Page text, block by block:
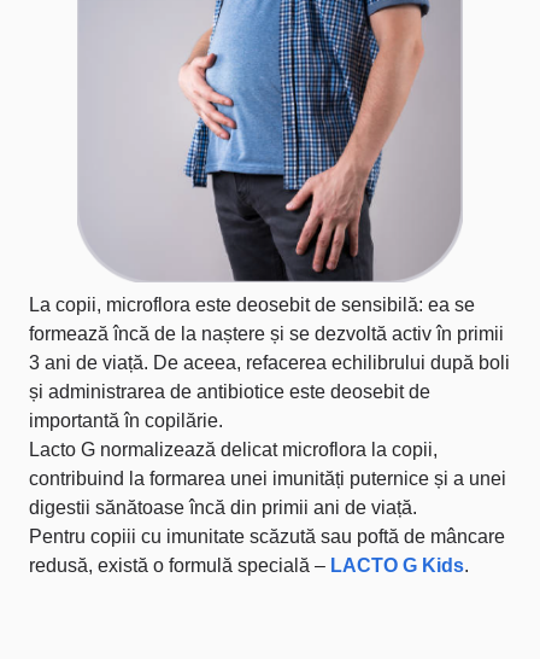
La copii, microflora este deosebit de sensibilă: ea se
formează încă de la naștere și se dezvoltă activ în primii
3 ani de viață. De aceea, refacerea echilibrului după boli
și administrarea de antibiotice este deosebit de
importantă în copilărie.
Lacto G normalizează delicat microflora la copii,
contribuind la formarea unei imunități puternice și a unei
digestii sănătoase încă din primii ani de viață.
Pentru copiii cu imunitate scăzută sau poftă de mâncare
redusă, există o formulă specială – LACTO G Kids.